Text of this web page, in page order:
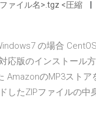
ァイル名>.tgz <圧縮
の場合
応版のインストール
AmazonのMP3ストア
したZIPファイルの中